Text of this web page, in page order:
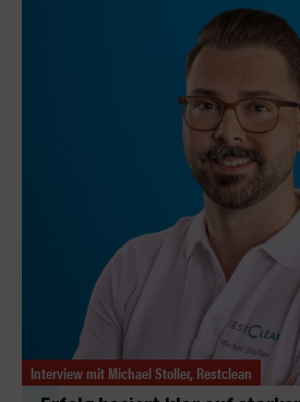
Interview mit Michael Stoller, Restclean